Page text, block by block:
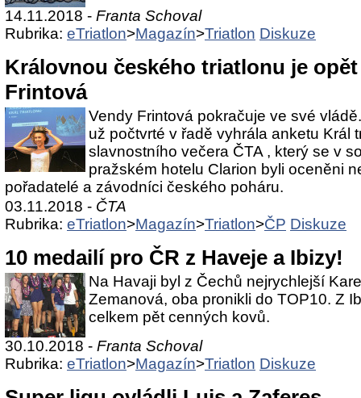
14.11.2018 - Franta Schoval
Rubrika: eTriatlon>Magazín>Triatlon Diskuze
Královnou českého triatlonu je
Frintová
Vendy Frintová pokračuje ve své
už počtvrté v řadě vyhrála anketu Král
slavnostního večera ČTA , který se v
pražském hotelu Clarion byli oceněni
pořadatelé a závodníci českého poháru.
03.11.2018 - ČTA
Rubrika: eTriatlon>Magazín>Triatlon>ČP Diskuze
10 medailí pro ČR z Haveje a Ibizy!
Na Havaji byl z Čechů nejrychlejší
Zemanová, oba pronikli do TOP10. Z
celkem pět cenných kovů.
30.10.2018 - Franta Schoval
Rubrika: eTriatlon>Magazín>Triatlon Diskuze